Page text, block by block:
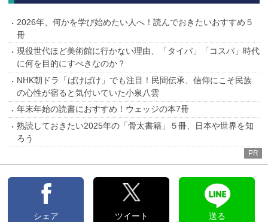
2026年、何かを学び始めたい人へ！読んでおきたいおすすめ５
冊
現役世代ほど美術館に行かない理由、「タイパ」「コスパ」時代
に何を目的にすべきなのか？
NHK朝ドラ「ばけばけ」でも注目！民間伝承、信仰にこそ民族
の心性が宿ると気付いていた小泉八雲
年末年始の読書におすすめ！ウェッジの本7冊
熟読しておきたい2025年の「骨太書籍」５冊、日本や世界を知
ろう
PR
シェア ツイート 送る